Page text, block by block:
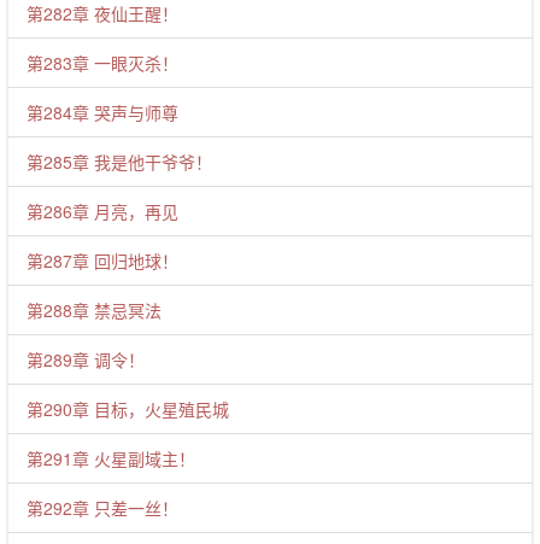
第282章 夜仙王醒！
第283章 一眼灭杀！
第284章 哭声与师尊
第285章 我是他干爷爷！
第286章 月亮，再见
第287章 回归地球！
第288章 禁忌冥法
第289章 调令！
第290章 目标，火星殖民城
第291章 火星副域主！
第292章 只差一丝！